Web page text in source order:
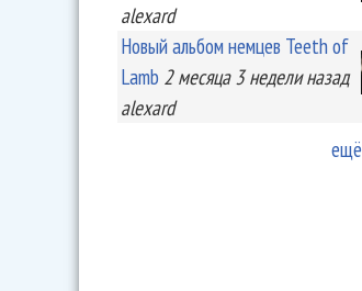
alexard
Новый альбом немцев Teeth of
Lamb 2 месяца 3 неделиназад
alexard
ещё